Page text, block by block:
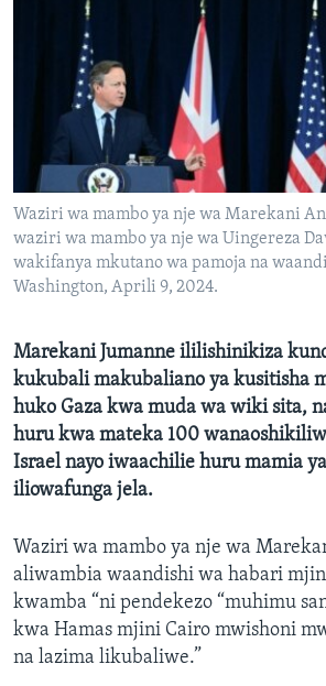
Waziri wa mambo ya nje wa Marekani
waziri wa mambo ya nje wa Uingereza
wakifanya mkutano wa pamoja na
Washington, Aprili 9, 2024.
Marekani Jumanne ililishinikiza
kukubali makubaliano ya kusitisha
huko Gaza kwa muda wa wiki sita,
huru kwa mateka 100
Israel nayo iwaachilie huru mamia
iliowafunga jela.
Waziri wa mambo ya nje wa
aliwambia waandishi wa habari
kwamba “ni pendekezo “muhimu
kwa Hamas mjini Cairo mwishoni
na lazima likubaliwe.”